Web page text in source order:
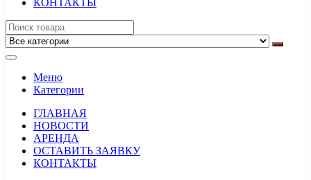
КОНТАКТЫ
Меню
Категории
ГЛАВНАЯ
НОВОСТИ
АРЕНДА
ОСТАВИТЬ ЗАЯВКУ
КОНТАКТЫ